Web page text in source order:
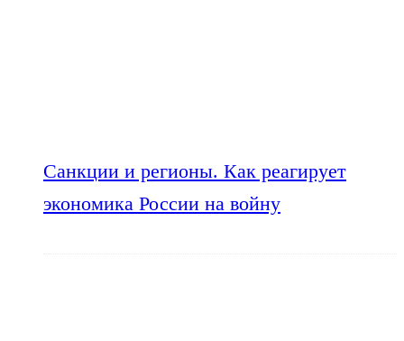
Санкции и регионы. Как реагирует
экономика России на войну